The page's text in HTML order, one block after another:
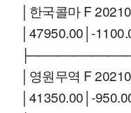
│한국콜마 F
│47950.00│-
│영원무역 F
│41350.00│-